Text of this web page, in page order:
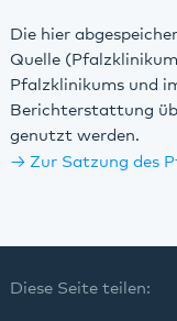
Die hier
Quelle
Pfalzklinikums und
Berichterstattung
genutzt werden.
Zur Satzung des
Diese Seite teilen: